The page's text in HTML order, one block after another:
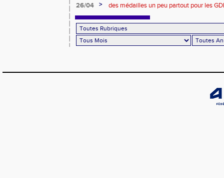
26/04
>
des médailles un peu partout pour les